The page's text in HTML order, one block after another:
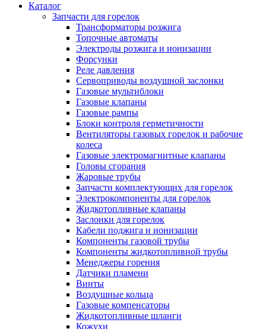
Каталог
Запчасти для горелок
Трансформаторы розжига
Топочные автоматы
Электроды розжига и ионизации
Форсунки
Реле давления
Сервоприводы воздушной заслонки
Газовые мультиблоки
Газовые клапаны
Газовые рампы
Блоки контроля герметичности
Вентиляторы газовых горелок и рабочие
колеса
Газовые электромагнитные клапаны
Головы сгорания
Жаровые трубы
Запчасти комплектующих для горелок
Электрокомпоненты для горелок
Жидкотопливные клапаны
Заслонки для горелок
Кабели поджига и ионизации
Компоненты газовой трубы
Компоненты жидкотопливной трубы
Менеджеры горения
Датчики пламени
Винты
Воздушные кольца
Газовые компенсаторы
Жидкотопливные шланги
Кожухи